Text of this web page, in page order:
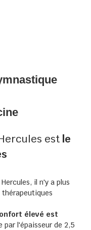
est le
il n'y a plus
élevé est
l'épaisseur de 2,5